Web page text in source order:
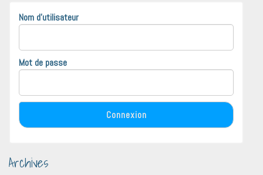
Nom d'utilisateur
Mot de passe
Archives